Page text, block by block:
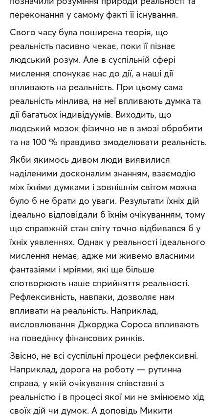
переконання у самому факті її існування.
Свого часу була поширена теорія, що
реальність пасивно чекає, поки її пізнає
людський розум. Але в суспільній сфері
мислення спонукає нас до дії, а наші дії
впливають на реальність. При цьому сама
реальність мінлива, на неї впливають думка та
дії багатьох індивідуумів. Виходить, що
людський мозок фізично не в змозі обробити
та на 100 % правдиво змоделювати реальність.
Якби якимось дивом люди виявилися
наділеними досконалим знанням, взаємодію
між їхніми думками і зовнішнім світом можна
було б не брати до уваги. Результати їхніх дій
ідеально відповідали б їхнім очікуванням, тому
що справжній стан світу точно відбивався б у
їхніх уявленнях. Однак у реальності ідеального
мислення немає, адже ми живемо власними
фантазіями і мріями, які ще більше
спотворюють наше сприйняття реальності.
Рефлексивність, навпаки, дозволяє нам
впливати на реальність. Наприклад,
висловлювання Джорджа Сороса впливають
на поведінку фінансових ринків.
Звісно, не всі суспільні процеси рефлексивні.
Наприклад, дорога на роботу — рутинна
справа, у якій очікування співставні з
реальністю і в процесі якої ми не змінюємо хід
своїх дій чи думок. А доповідь Микити